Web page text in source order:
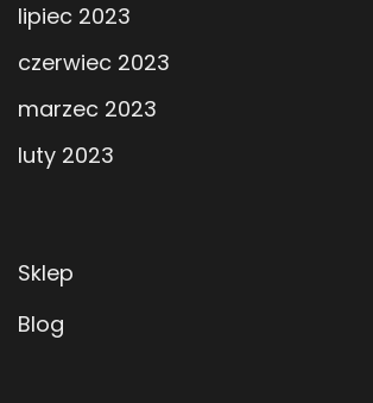
lipiec 2023
czerwiec 2023
marzec 2023
luty 2023
Sklep
Blog